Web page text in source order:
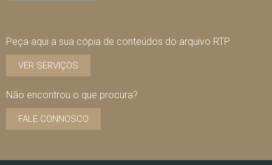
Peça aqui a sua cópia de conteúdos do arquivo RTP
VER SERVIÇOS
Não encontrou o que procura?
FALE CONNOSCO